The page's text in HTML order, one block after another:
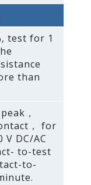
test for 1
than
，
， for
V DC/AC
to-test
to-